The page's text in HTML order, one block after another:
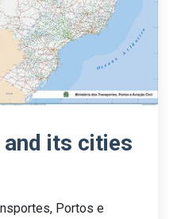
its cities
Portos e